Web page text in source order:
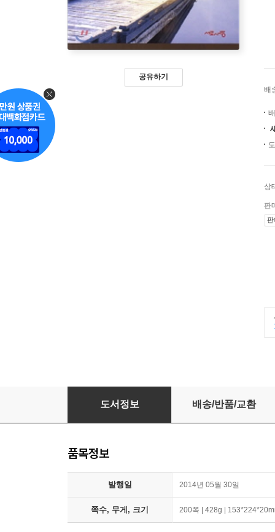
공유하기
배
상
판
판
나의 마음은 아바를 부른다
도서정보 배송/반품/교환
품목정보
발행일 2014년 05월 30일
쪽수, 무게, 크기 200쪽 | 428g |